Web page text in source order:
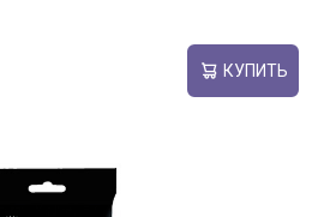
КУПИТЬ